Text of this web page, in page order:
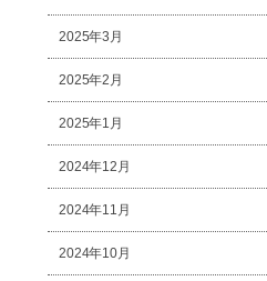
2025年3月
2025年2月
2025年1月
2024年12月
2024年11月
2024年10月